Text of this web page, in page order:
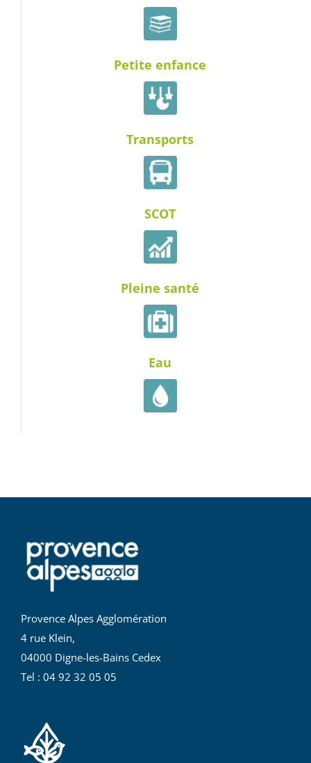
Petite enfance
Transports
SCOT
Pleine santé
Eau
Provence Alpes Agglomération
4 rue Klein,
04000 Digne-les-Bains Cedex
Tel : 04 92 32 05 05